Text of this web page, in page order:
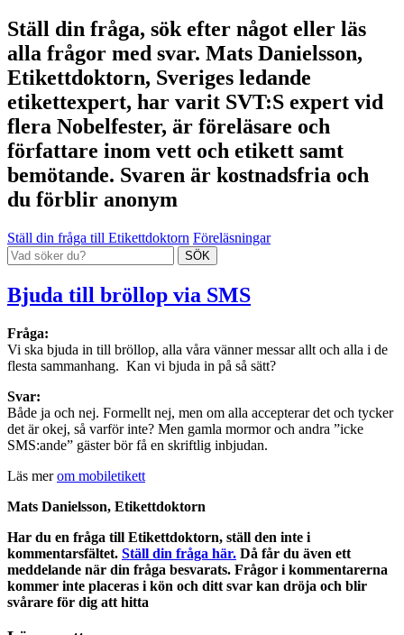
Ställ din fråga, sök efter något eller läs
alla frågor med svar. Mats Danielsson,
Etikettdoktorn, Sveriges ledande
etikettexpert, har varit SVT:S expert vid
flera Nobelfester, är föreläsare och
författare inom vett och etikett samt
bemötande. Svaren är kostnadsfria och
du förblir anonym
Ställ din fråga till Etikettdoktorn Föreläsningar
Bjuda till bröllop via SMS
Fråga:
Vi ska bjuda in till bröllop, alla våra vänner messar allt och alla i de
flesta sammanhang. Kan vi bjuda in på så sätt?
Svar:
Både ja och nej. Formellt nej, men om alla accepterar det och tycker
det är okej, så varför inte? Men gamla mormor och andra ”icke
SMS:ande” gäster bör få en skriftlig inbjudan.
Läs merom mobiletikett
Mats Danielsson, Etikettdoktorn
Har du en fråga till Etikettdoktorn, ställ den inte i
kommentarsfältet. Ställ din fråga här. Då får du även ett
meddelande när din fråga besvarats. Frågor i kommentarerna
kommer inte placeras i kön och ditt svar kan dröja och blir
svårare för dig att hitta